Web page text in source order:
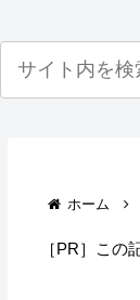
ホーム
［PR］この